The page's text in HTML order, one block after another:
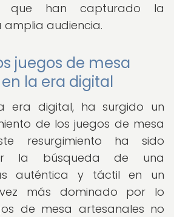
que han capturado la
audiencia.
juegos de mesa
la era digital
era digital, ha surgido un
de los juegos de mesa
resurgimiento ha sido
la búsqueda de una
auténtica y táctil en un
más dominado por lo
de mesa artesanales no